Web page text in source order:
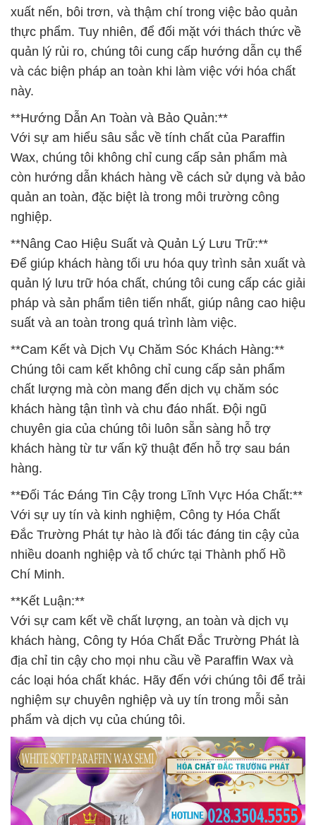
xuất nến, bôi trơn, và thậm chí trong việc bảo quản
thực phẩm. Tuy nhiên, để đối mặt với thách thức về
quản lý rủi ro, chúng tôi cung cấp hướng dẫn cụ thể
và các biện pháp an toàn khi làm việc với hóa chất
này.
**Hướng Dẫn An Toàn và Bảo Quản:**
Với sự am hiểu sâu sắc về tính chất của Paraffin
Wax, chúng tôi không chỉ cung cấp sản phẩm mà
còn hướng dẫn khách hàng về cách sử dụng và bảo
quản an toàn, đặc biệt là trong môi trường công
nghiệp.
**Nâng Cao Hiệu Suất và Quản Lý Lưu Trữ:**
Để giúp khách hàng tối ưu hóa quy trình sản xuất và
quản lý lưu trữ hóa chất, chúng tôi cung cấp các giải
pháp và sản phẩm tiên tiến nhất, giúp nâng cao hiệu
suất và an toàn trong quá trình làm việc.
**Cam Kết và Dịch Vụ Chăm Sóc Khách Hàng:**
Chúng tôi cam kết không chỉ cung cấp sản phẩm
chất lượng mà còn mang đến dịch vụ chăm sóc
khách hàng tận tình và chu đáo nhất. Đội ngũ
chuyên gia của chúng tôi luôn sẵn sàng hỗ trợ
khách hàng từ tư vấn kỹ thuật đến hỗ trợ sau bán
hàng.
**Đối Tác Đáng Tin Cậy trong Lĩnh Vực Hóa Chất:**
Với sự uy tín và kinh nghiệm, Công ty Hóa Chất
Đắc Trường Phát tự hào là đối tác đáng tin cậy của
nhiều doanh nghiệp và tổ chức tại Thành phố Hồ
Chí Minh.
**Kết Luận:**
Với sự cam kết về chất lượng, an toàn và dịch vụ
khách hàng, Công ty Hóa Chất Đắc Trường Phát là
địa chỉ tin cậy cho mọi nhu cầu về Paraffin Wax và
các loại hóa chất khác. Hãy đến với chúng tôi để trải
nghiệm sự chuyên nghiệp và uy tín trong mỗi sản
phẩm và dịch vụ của chúng tôi.